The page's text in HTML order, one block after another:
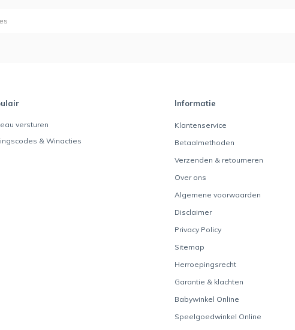
versturen
& Winacties
Informatie
Klantenservice
Betaalmethoden
Verzenden & retourneren
Over ons
Algemene voorwaarden
Disclaimer
Privacy Policy
Sitemap
Herroepingsrecht
Garantie & klachten
Babywinkel Online
Speelgoedwinkel Online